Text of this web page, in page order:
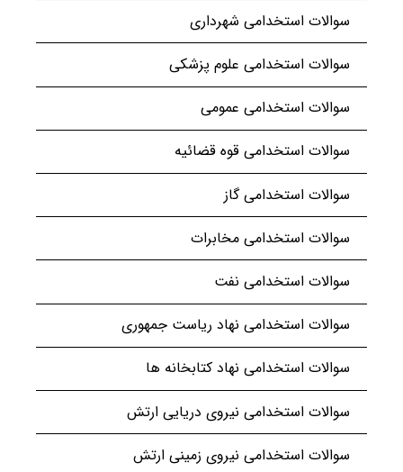
سوالات استخدامی شهرداری
سوالات استخدامی علوم پزشکی
سوالات استخدامی عمومی
سوالات استخدامی قوه قضائیه
سوالات استخدامی گاز
سوالات استخدامی مخابرات
سوالات استخدامی نفت
سوالات استخدامی نهاد ریاست جمهوری
سوالات استخدامی نهاد کتابخانه ها
سوالات استخدامی نیروی دریایی ارتش
سوالات استخدامی نیروی زمینی ارتش